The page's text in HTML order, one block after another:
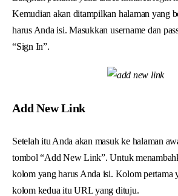
Kemudian akan ditampilkan halaman yang
harus Anda isi. Masukkan username dan
“Sign In”.
Add New Link
Setelah itu Anda akan masuk ke halaman
tombol “Add New Link”. Untuk
kolom yang harus Anda isi. Kolom pertama
kolom kedua itu URL yang dituju.